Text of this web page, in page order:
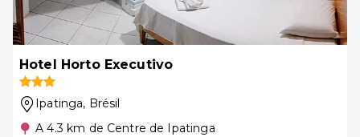
Hotel Horto Executivo
Ipatinga, Brésil
A 4.3 km de Centre de Ipatinga